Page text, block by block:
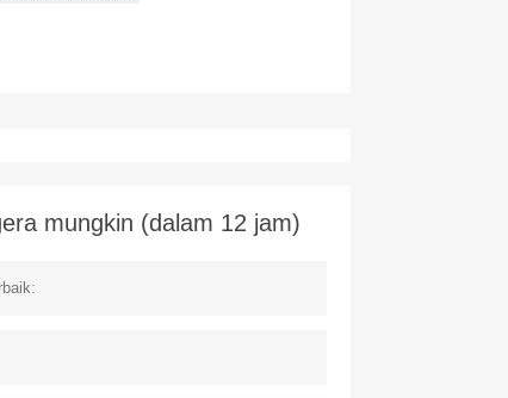
mungkin (dalam 12 jam)